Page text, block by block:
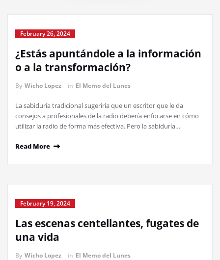
February 26, 2024
¿Estás apuntándole a la información
o a la transformación?
By Wicho Lopez in El Memo del Lunes
La sabiduría tradicional sugeriría que un escritor que le da
consejos a profesionales de la radio debería enfocarse en cómo
utilizar la radio de forma más efectiva. Pero la sabiduría…
Read More
February 19, 2024
Las escenas centellantes, fugates de
una vida
By Wicho Lopez in El Memo del Lunes